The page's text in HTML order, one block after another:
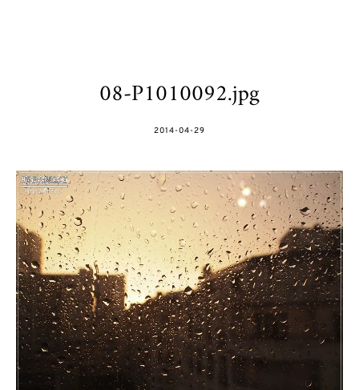
08-P1010092.jpg
POSTED
2014-04-29